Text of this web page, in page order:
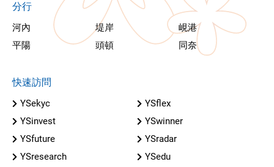
分行
河內 堤岸
峴港
平陽
頭頓 同奈
快速訪問
YSekyc
YSflex
YSinvest
YSwinner
YSfuture
YSradar
YSresearch
YSedu